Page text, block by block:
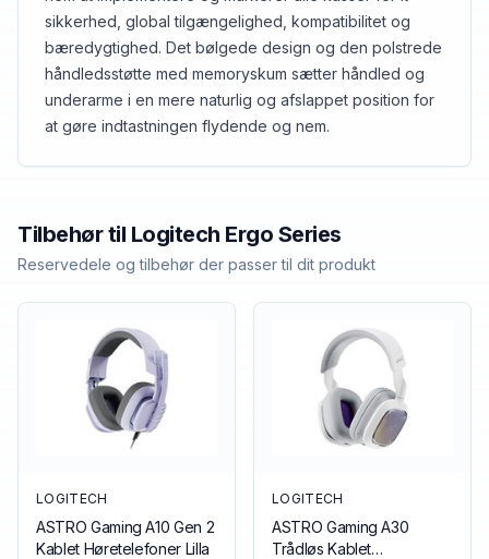
sikkerhed, global tilgængelighed, kompatibilitet og
bæredygtighed. Det bølgede design og den polstrede
håndledsstøtte med memoryskum sætter håndled og
underarme i en mere naturlig og afslappet position for
at gøre indtastningen flydende og nem.
Tilbehør til Logitech Ergo Series
Reservedele og tilbehør der passer til dit produkt
LOGITECH
ASTRO Gaming A10 Gen 2
Kablet Høretelefoner Lilla
LOGITECH
ASTRO Gaming A30
Trådløs Kablet